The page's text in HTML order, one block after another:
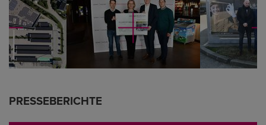
PRESSEBERICHTE